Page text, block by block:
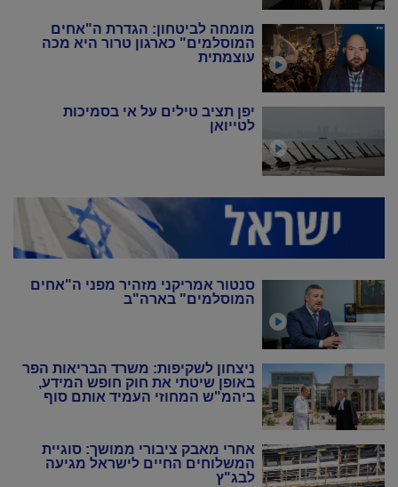
מומחה לביטחון: הגדרת ה"אחים
המוסלמים" כארגון טרור היא מכה
עוצמתית
יפן תציב טילים על אי בסמיכות
לטייואן
סנטור אמריקני מזהיר מפני ה"אחים
המוסלמים" בארה"ב
ניצחון לשקיפות: משרד הבריאות הפר
באופן שיטתי את חוק חופש המידע,
ביהמ"ש המחוזי העמיד אותם סוף
אחרי מאבק ציבורי ממושך: סוגיית
המשלוחים החיים לישראל מגיעה
לבג"ץ